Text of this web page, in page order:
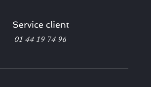
Service client
01 44 19 74 96